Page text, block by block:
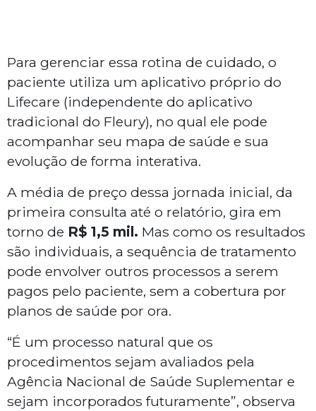
Para gerenciar essa rotina de cuidado, o
paciente utiliza um aplicativo próprio do
Lifecare (independente do aplicativo
tradicional do Fleury), no qual ele pode
acompanhar seu mapa de saúde e sua
evolução de forma interativa.
A média de preço dessa jornada inicial, da
primeira consulta até o relatório, gira em
torno de R$ 1,5 mil. Mas como os resultados
são individuais, a sequência de tratamento
pode envolver outros processos a serem
pagos pelo paciente, sem a cobertura por
planos de saúde por ora.
“É um processo natural que os
procedimentos sejam avaliados pela
Agência Nacional de Saúde Suplementar e
sejam incorporados futuramente”, observa